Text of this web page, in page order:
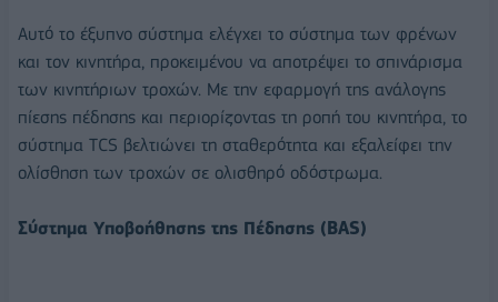
Αυτό το έξυπνο σύστημα ελέγχει το σύστημα των φρένων
και τον κινητήρα, προκειμένου να αποτρέψει το σπινάρισμα
των κινητήριων τροχών. Με την εφαρμογή της ανάλογης
πίεσης πέδησης και περιορίζοντας τη ροπή του κινητήρα, το
σύστημα TCS βελτιώνει τη σταθερότητα και εξαλείφει την
ολίσθηση των τροχών σε ολισθηρό οδόστρωμα.
Σύστημα Υποβοήθησης της Πέδησης (BAS)